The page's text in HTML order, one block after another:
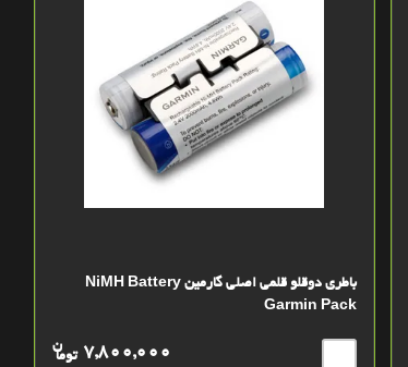
باطری دوقلو قلمی اصلی گارمین NiMH Battery
Garmin Pack
توما
ن 7,800,000